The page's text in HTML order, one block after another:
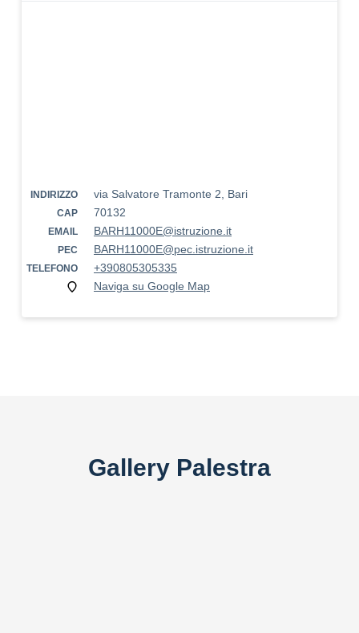
INDIRIZZO via Salvatore Tramonte 2, Bari
CAP 70132
EMAIL BARH11000E@istruzione.it
PEC BARH11000E@pec.istruzione.it
TELEFONO
+390805305335
Naviga su Google Map
Gallery Palestra